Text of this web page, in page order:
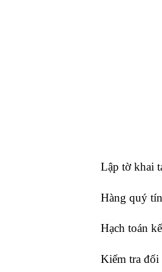
Lập tờ khai
Hàng quý
Hạch toán
Kiểm tra đối